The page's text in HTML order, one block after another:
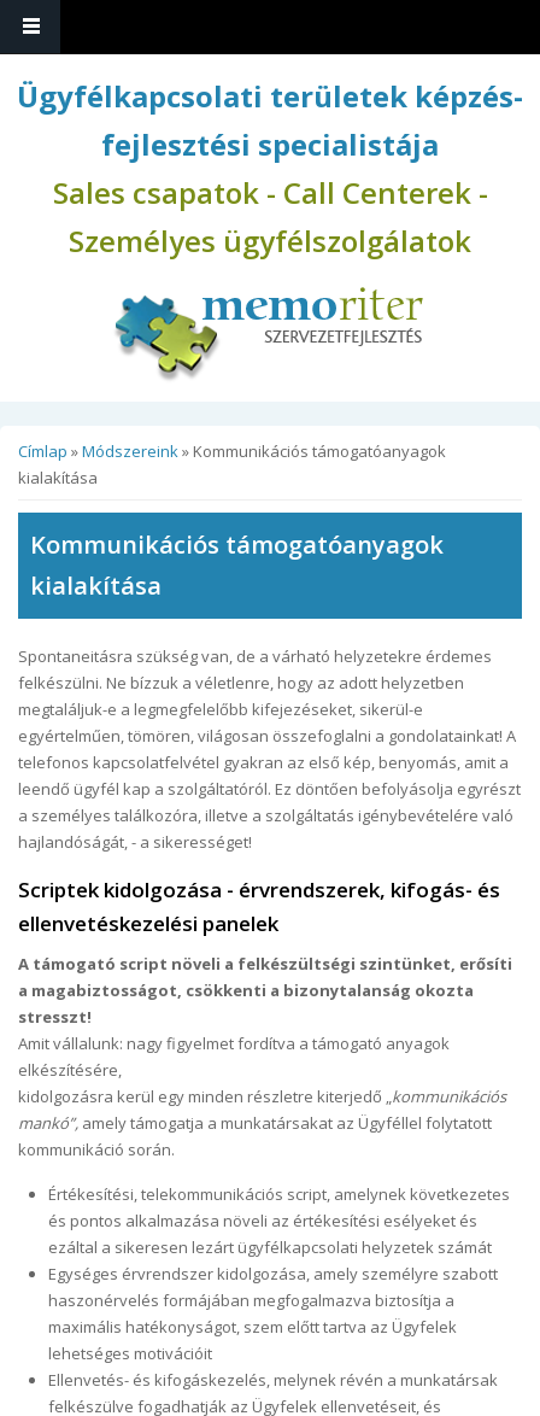
Ügyfélkapcsolati területek képzés-
fejlesztési specialistája
Sales csapatok - Call Centerek -
Személyes ügyfélszolgálatok
Jelenlegi hely
Címlap »Módszereink» Kommunikációs támogatóanyagok
kialakítása
Kommunikációs támogatóanyagok
kialakítása
Spontaneitásra szükség van, de a várható helyzetekre érdemes
felkészülni. Ne bízzuk a véletlenre, hogy az adott helyzetben
megtaláljuk-e a legmegfelelőbb kifejezéseket, sikerül-e
egyértelműen, tömören, világosan összefoglalni a gondolatainkat! A
telefonos kapcsolatfelvétel gyakran az első kép, benyomás, amit a
leendő ügyfél kap a szolgáltatóról. Ez döntően befolyásolja egyrészt
a személyes találkozóra, illetve a szolgáltatás igénybevételére való
hajlandóságát, - a sikerességet!
Scriptek kidolgozása - érvrendszerek, kifogás- és
ellenvetéskezelési panelek
A támogató script növeli a felkészültségi szintünket, erősíti
a magabiztosságot, csökkenti a bizonytalanság okozta
stresszt!
Amit vállalunk: nagy figyelmet fordítva a támogató anyagok
elkészítésére,
kidolgozásra kerül egy minden részletre kiterjedő „ kommunikációs
mankó”, amely támogatja a munkatársakat az Ügyféllel folytatott
kommunikáció során.
Értékesítési, telekommunikációs script, amelynek következetes
és pontos alkalmazása növeli az értékesítési esélyeket és
ezáltal a sikeresen lezárt ügyfélkapcsolati helyzetek számát
Egységes érvrendszer kidolgozása, amely személyre szabott
haszonérvelés formájában megfogalmazva biztosítja a
maximális hatékonyságot, szem előtt tartva az Ügyfelek
lehetséges motivációit
Ellenvetés- és kifogáskezelés, melynek révén a munkatársak
felkészülve fogadhatják az Ügyfelek ellenvetéseit, és